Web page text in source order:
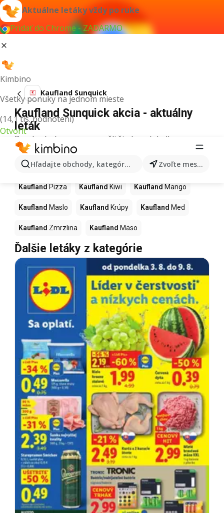
Aktuálne letáky vždy po ruke
Pridať do Chrome - ZADARMO
Kimbino
Všetky ponuky na jednom mieste
(14,1 tis. hodnotení)
Otvoriť
Hľadajte obchody, kategórie, produkty... Zvoľte mesto
Kaufland Sunquick
Kaufland Sunquick akcia - aktuálny
leták
Pre daný výraz sme nenašli žiadne výsledky.
Ďalšie produkty v obchodoch
Kaufland
Kaufland Pizza Kaufland Kiwi Kaufland Mango
Kaufland Maslo Kaufland Krúpy Kaufland Med
Kaufland Zmrzlina Kaufland Mäso
Ďalšie letáky z kategórie